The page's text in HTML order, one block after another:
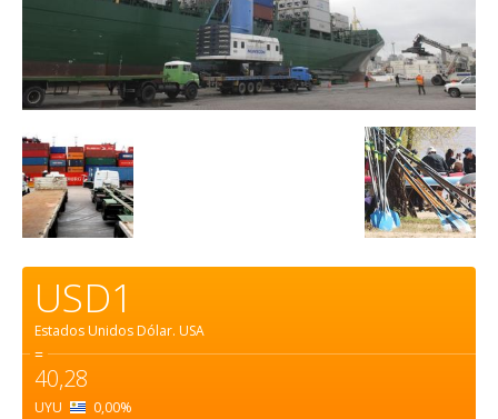
USD1
Estados Unidos Dólar. USA
=
40,28
UYU 0,00%